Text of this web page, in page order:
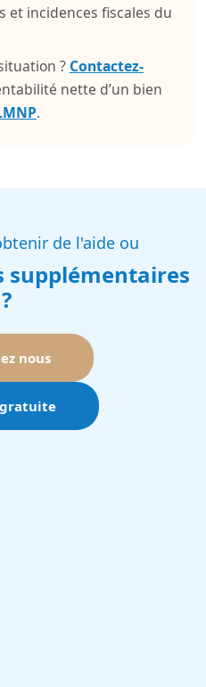
et incidences fiscales du
? Contactez-
nette d’un bien
.
de l'aide ou
supplémentaires
?
nous